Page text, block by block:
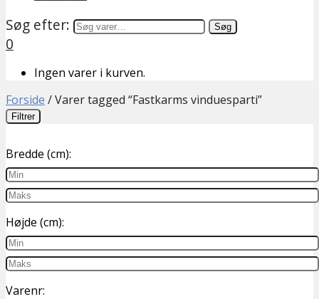
Søg efter:
Søg
0
Ingen varer i kurven.
Forside /Varer tagged “Fastkarms vinduesparti”
Filtrer
Bredde (cm):
Højde (cm):
Varenr: